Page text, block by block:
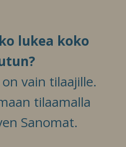
lukea koko
vain tilaajille.
tilaamalla
Sanomat.